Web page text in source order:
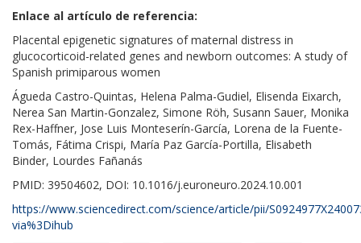
Enlace al artículo de referencia:
Placental epigenetic signatures of maternal distress in
glucocorticoid-related genes and newborn outcomes: A study of
Spanish primiparous women
Águeda Castro-Quintas, Helena Palma-Gudiel, Elisenda Eixarch,
Nerea San Martin-Gonzalez, Simone Röh, Susann Sauer, Monika
Rex-Haffner, Jose Luis Monteserín-García, Lorena de la Fuente-
Tomás, Fátima Crispi, María Paz García-Portilla, Elisabeth
Binder, Lourdes Fañanás
PMID: 39504602, DOI: 10.1016/j.euroneuro.2024.10.001
https://www.sciencedirect.com/science/article/pii/
via%3Dihub